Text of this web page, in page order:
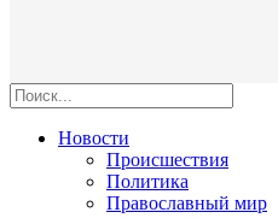
Новости
Происшествия
Политика
Православный мир